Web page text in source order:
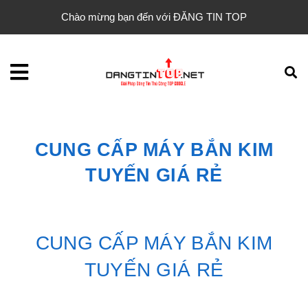
Chào mừng bạn đến với ĐĂNG TIN TOP
CUNG CẤP MÁY BẮN KIM
TUYẾN GIÁ RẺ
CUNG CẤP MÁY BẮN KIM
TUYẾN GIÁ RẺ